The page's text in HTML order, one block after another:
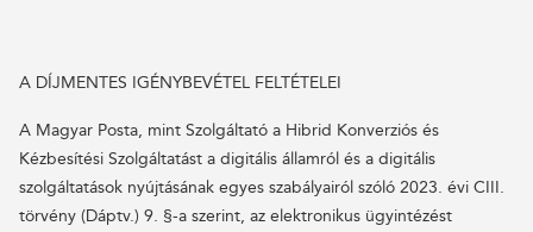
A DÍJMENTES IGÉNYBEVÉTEL FELTÉTELEI
A Magyar Posta, mint Szolgáltató a Hibrid Konverziós és
Kézbesítési Szolgáltatást a digitális államról és a digitális
szolgáltatások nyújtásának egyes szabályairól szóló 2023. évi CIII.
törvény (Dáptv.) 9. §-a szerint, az elektronikus ügyintézést